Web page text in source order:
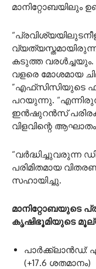
മാനിറ്റോബയിലും
കടുത്ത വരൾച്ചയും.
വളരെ മോശമായ
”എഫ്‌സി‌സിയുടെ
പറയുന്നു.
ഇൻഷുറൻസ്
വിളവിന്റെ
“വർദ്ധിച്ചുവരുന്ന
പരിമിതമായ
സഹായിച്ചു.
മാനിറ്റോബയുടെ
കൃഷിഭൂമിയുടെ
പാർക്ക്‌ലാൻഡ്:
(+17.6 ശതമാനം)